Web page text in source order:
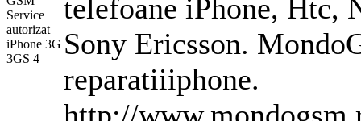
telefoane iPhone, Htc,
Sony Ericsson.
reparatiiiphone.